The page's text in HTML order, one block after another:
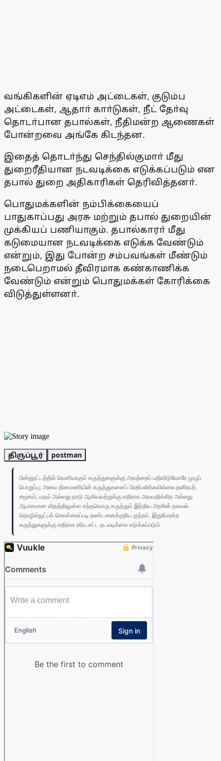
வங்கிகளின் ஏடிஎம் அட்டைகள், குடும்ப
அட்டைகள், ஆதாா் காா்டுகள், நீட் தோ்வு
தொடா்பான தபால்கள், நீதிமன்ற ஆணைகள்
போன்றவை அங்கே கிடந்தன.
இதைத் தொடா்ந்து செந்தில்குமாா் மீது
துறைரீதியான நடவடிக்கை எடுக்கப்படும் என
தபால் துறை அதிகாரிகள் தெரிவித்தனா்.
பொதுமக்களின் நம்பிக்கையைப்
பாதுகாப்பது அரசு மற்றும் தபால் துறையின்
முக்கியப் பணியாகும். தபால்காரா் மீது
கடுமையான நடவடிக்கை எடுக்க வேண்டும்
என்றும், இது போன்ற சம்பவங்கள் மீண்டும்
நடைபெறாமல் தீவிரமாக கண்காணிக்க
வேண்டும் என்றும் பொதுமக்கள் கோரிக்கை
விடுத்துள்ளனா்.
திருப்பூர் postman
பின்னூட்டத்தில் வெளியாகும் கருத்துகளுக்கு அவற்றைப் பதிவிடுவோரே முழுப்
பொறுப்பு; அவை தினமணியின் கருத்துகளைப் பிரதிபலிக்கவில்லை.தனிநபர்,
சமூகம், மதம் அல்லது நாடு ஆகியவற்றுக்கு எதிராக அவமதிக்கிற அல்லது
ஆபாசமான விதத்திலுள்ள எந்தவொரு கருத்தும் இந்திய அரசின் தகவல்
தொழில்நுட்பக் கொள்கைப்படி தண்டனைக்குரிய குற்றம். இதுபோன்ற
கருத்துகளுக்கு எதிராக உரிய சட்ட நடவடிக்கை எடுக்கப்படும்.